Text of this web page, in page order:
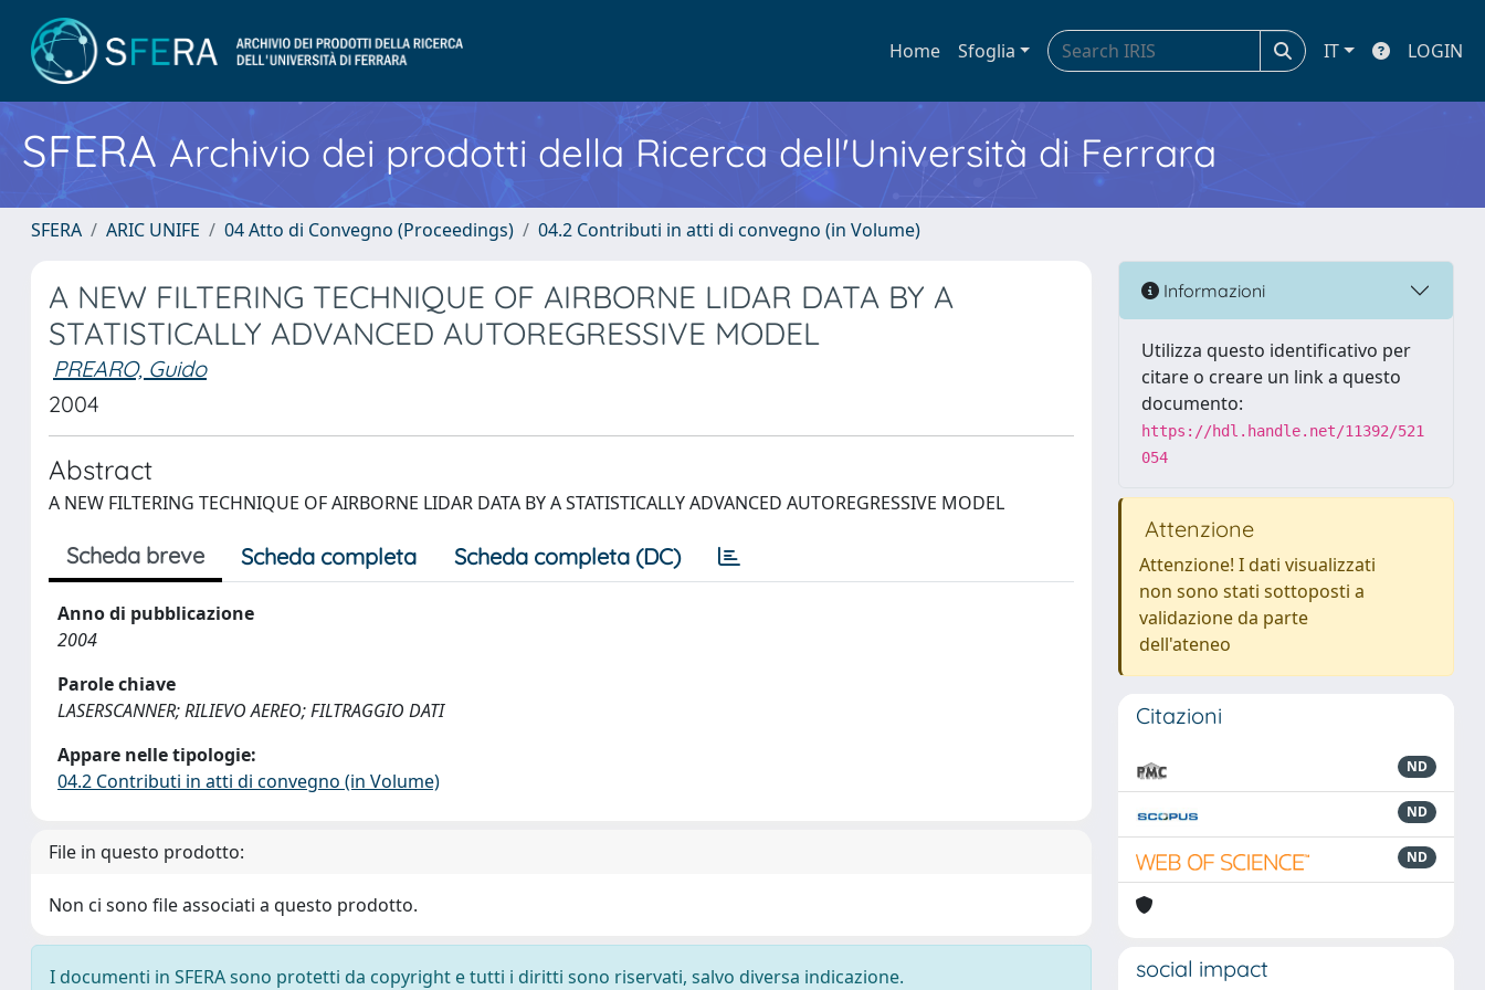
Home Sfoglia IT LOGIN
SFERA Archivio dei prodotti della Ricerca dell'Università di Ferrara
SFERA ARIC UNIFE 04 Atto di Convegno (Proceedings) 04.2 Contributi in atti di convegno (in Volume)
A NEW FILTERING TECHNIQUE OF AIRBORNE LIDAR DATA BY A
STATISTICALLY ADVANCED AUTOREGRESSIVE MODEL
PREARO, Guido
2004
Abstract
A NEW FILTERING TECHNIQUE OF AIRBORNE LIDAR DATA BY A STATISTICALLY ADVANCED AUTOREGRESSIVE MODEL
Scheda breve Scheda completa Scheda completa (DC)
Anno di pubblicazione
2004
Parole chiave
LASERSCANNER; RILIEVO AEREO; FILTRAGGIO DATI
Appare nelle tipologie:
04.2 Contributi in atti di convegno (in Volume)
File in questo prodotto:
Non ci sono file associati a questo prodotto.
I documenti in SFERA sono protetti da copyright e tutti i diritti sono riservati, salvo diversa indicazione.
Informazioni
Utilizza questo identificativo per
citare o creare un link a questo
documento:
https://hdl.handle.net/11392/521
054
Attenzione
Attenzione! I dati visualizzati
non sono stati sottoposti a
validazione da parte
dell'ateneo
Citazioni
ND
ND
ND
social impact